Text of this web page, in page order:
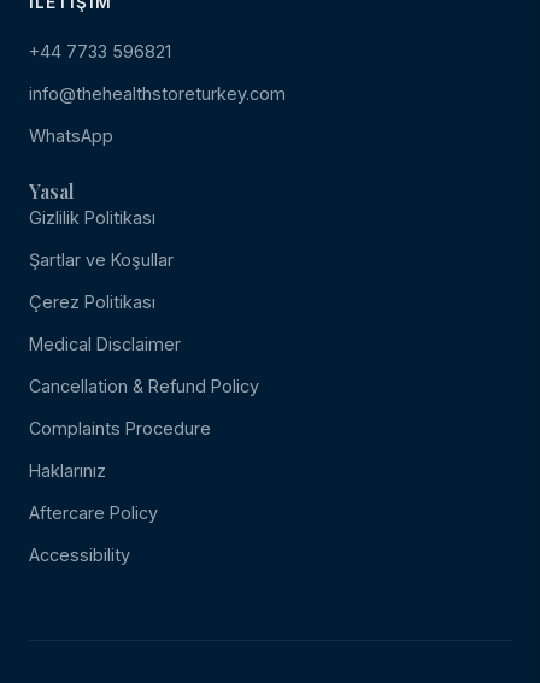
+44 7733 596821
info@thehealthstoreturkey.com
WhatsApp
Yasal
Gizlilik Politikası
Şartlar ve Koşullar
Çerez Politikası
Medical Disclaimer
Cancellation & Refund Policy
Complaints Procedure
Haklarınız
Aftercare Policy
Accessibility